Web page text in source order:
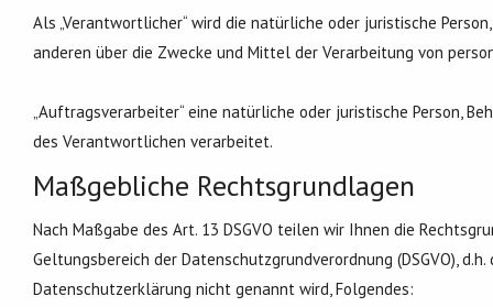
Als „Verantwortlicher“ wird die natürliche oder juristische
anderen über die Zwecke und Mittel der Verarbeitung von
„Auftragsverarbeiter“ eine natürliche oder juristische Person,
des Verantwortlichen verarbeitet.
Maßgebliche Rechtsgrundlagen
Nach Maßgabe des Art. 13 DSGVO teilen wir Ihnen die
Geltungsbereich der Datenschutzgrundverordnung (DSGVO),
Datenschutzerklärung nicht genannt wird, Folgendes: